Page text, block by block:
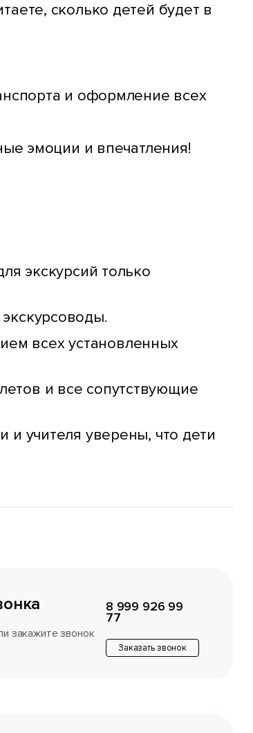
сколько детей будет в
и оформление всех
эмоции и впечатления!
экскурсий только
всех установленных
и все сопутствующие
и учителя уверены, что дети
закажите звонок
8 999 926 99
77
Заказать звонок